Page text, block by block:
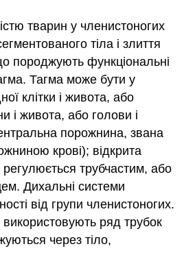
тварин у членистоногих
тіла і злиття
породжують функціональні
Тагма може бути у
клітки і живота, або
і живота, або голови і
порожнина, звана
крові); відкрита
трубчастим, або
Дихальні системи
від групи членистоногих.
ряд трубок
через тіло,